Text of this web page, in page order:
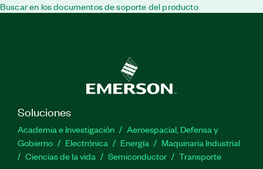
Buscar en los documentos de soporte del producto
Soluciones
Academia e Investigación
Aeroespacial, Defensa y
Gobierno
Electrónica Energía
Maquinaria Industrial
Ciencias de la vida
Semiconductor Transporte